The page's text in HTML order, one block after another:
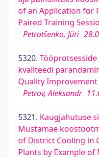
of an Application for
Paired Training
Petrotšenko, Jüri
5320.
kvaliteedi
Quality Improvement
Petrov, Aleksandr
5321. Kaugjahutuse
Mustamäe
of District Cooling in
Plants by Example of